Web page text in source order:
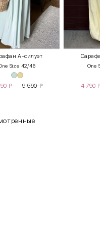
А-силуэт
Size 42/46
₽ 9 590₽
Сарафан
One
4 790 ₽